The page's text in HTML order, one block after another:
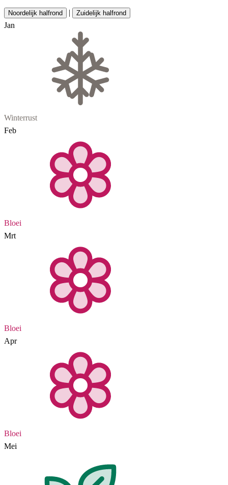
Noordelijk halfrond | Zuidelijk halfrond
Jan
Winterrust
Feb
Bloei
Mrt
Bloei
Apr
Bloei
Mei